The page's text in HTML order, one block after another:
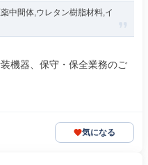
中間体,ウレタン樹脂材料,イ
機器、保守・保全業務のご
気になる